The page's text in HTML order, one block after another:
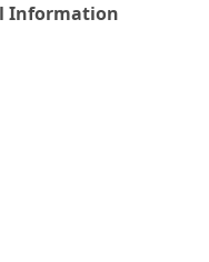
Information